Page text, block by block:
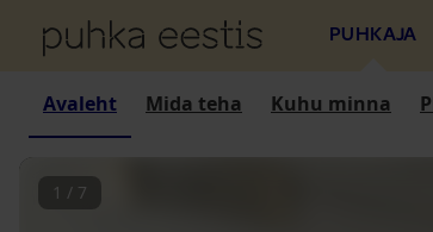
PUHKAJA
Avaleht Mida teha Kuhu minna
1 / 7